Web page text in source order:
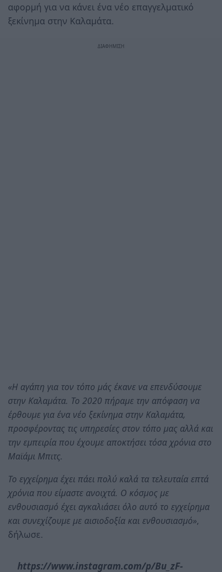
αφορμή για να κάνει ένα νέο επαγγελματικό
ξεκίνημα στην Καλαμάτα.
«Η αγάπη για τον τόπο μάς έκανε να επενδύσουμε
στην Καλαμάτα. Το 2020 πήραμε την απόφαση να
έρθουμε για ένα νέο ξεκίνημα στην Καλαμάτα,
προσφέροντας τις υπηρεσίες στον τόπο μας αλλά και
την εμπειρία που έχουμε αποκτήσει τόσα χρόνια στο
Μαϊάμι Μπιτς.
Το εγχείρημα έχει πάει πολύ καλά τα τελευταία επτά
χρόνια που είμαστε ανοιχτά. Ο κόσμος με
ενθουσιασμό έχει αγκαλιάσει όλο αυτό το εγχείρημα
και συνεχίζουμε με αισιοδοξία και ενθουσιασμό»,
δήλωσε.
https://www.instagram.com/p/Bu_zF-